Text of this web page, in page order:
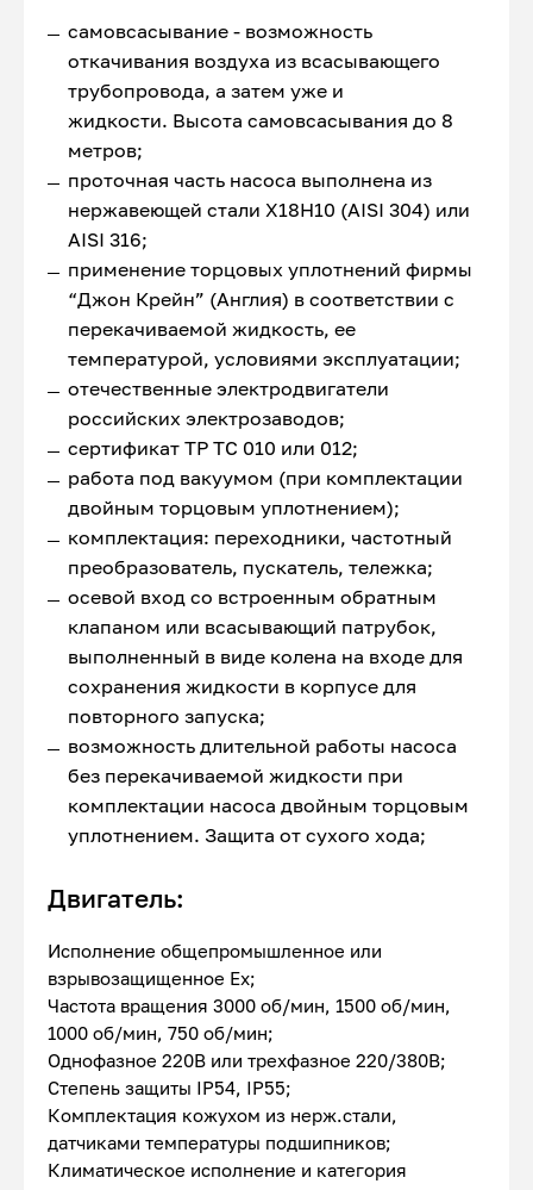
самовсасывание - возможность
откачивания воздуха из всасывающего
трубопровода, а затем уже и
жидкости. Высота самовсасывания до 8
метров;
проточная часть насоса выполнена из
нержавеющей стали Х18Н10 (AISI 304) или
AISI 316;
применение торцовых уплотнений фирмы
“Джон Крейн” (Англия) в соответствии с
перекачиваемой жидкость, ее
температурой, условиями эксплуатации;
отечественные электродвигатели
российских электрозаводов;
сертификат ТР ТС 010 или 012;
работа под вакуумом (при комплектации
двойным торцовым уплотнением);
комплектация: переходники, частотный
преобразователь, пускатель, тележка;
осевой вход со встроенным обратным
клапаном или всасывающий патрубок,
выполненный в виде колена на входе для
сохранения жидкости в корпусе для
повторного запуска;
возможность длительной работы насоса
без перекачиваемой жидкости при
комплектации насоса двойным торцовым
уплотнением. Защита от сухого хода;
Двигатель:
Исполнение общепромышленное или
взрывозащищенное Ex;
Частота вращения 3000 об/мин, 1500 об/мин,
1000 об/мин, 750 об/мин;
Однофазное 220В или трехфазное 220/380В;
Степень защиты IP54, IP55;
Комплектация кожухом из нерж.стали,
датчиками температуры подшипников;
Климатическое исполнение и категория